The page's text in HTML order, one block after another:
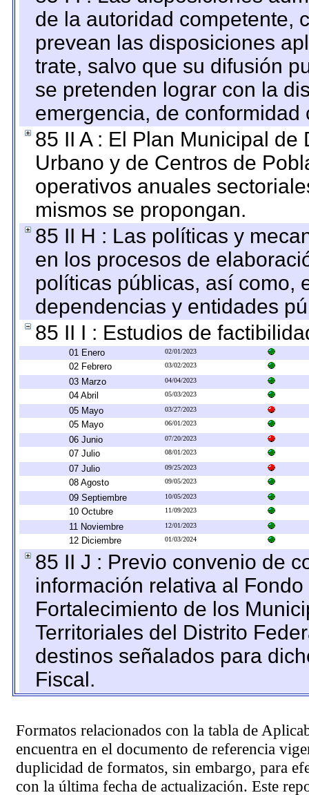
de la autoridad competente,
prevean las disposiciones
trate, salvo que su difusión
se pretenden lograr con la
emergencia, de
85 II A : El Plan Municipal
Urbano y de Centros de
operativos anuales
mismos se propongan.
85 II H : Las políticas y
en los procesos de
políticas públicas, así como,
dependencias y entidades
85 II I : Estudios de
01 Enero 02/01/2023
02 Febrero 03/02/2023
03 Marzo 04/04/2023
04 Abril 05/03/2023
05 Mayo 03/27/2023
05 Mayo 06/01/2023
06 Junio 07/20/2023
07 Julio 08/01/2023
07 Julio 09/25/2023
08 Agosto 09/05/2023
09 Septiembre 10/05/2023
10 Octubre 11/09/2023
11 Noviembre 12/01/2023
12 Diciembre 01/03/2024
85 II J : Previo convenio de
información relativa al
Fortalecimiento de los
Territoriales del Distrito
destinos señalados para
Fiscal.
Formatos relacionados con la tabla de
encuentra en el documento de referencia
duplicidad de formatos, sin embargo, para
con la última fecha de actualización. Este